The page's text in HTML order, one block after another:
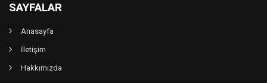
SAYFALAR
Anasayfa
İletişim
Hakkımızda